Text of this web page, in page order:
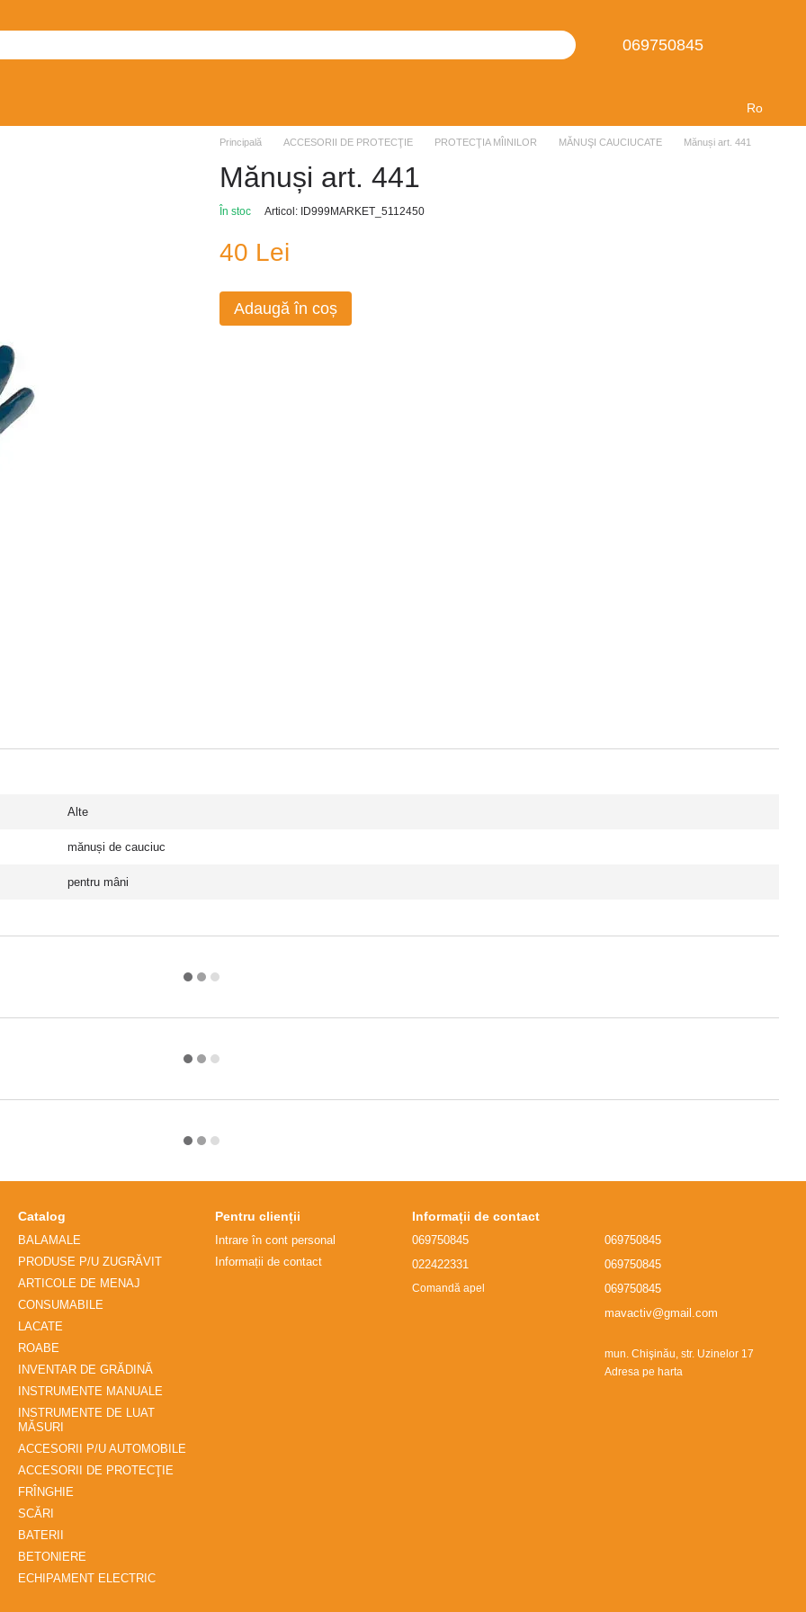
069750845
Ro
Principală ACCESORII DE PROTECŢIE PROTECŢIA MÎINILOR MĂNUŞI CAUCIUCATE Mănuși art. 441
Mănuși art. 441
În stoc Articol: ID999MARKET_5112450
40 Lei
Adaugă în coș
Alte
mănuși de cauciuc
pentru mâni
Catalog
BALAMALE
PRODUSE P/U ZUGRĂVIT
ARTICOLE DE MENAJ
CONSUMABILE
LACATE
ROABE
INVENTAR DE GRĂDINĂ
INSTRUMENTE MANUALE
INSTRUMENTE DE LUAT
MĂSURI
ACCESORII P/U AUTOMOBILE
ACCESORII DE PROTECŢIE
FRÎNGHIE
SCĂRI
BATERII
BETONIERE
ECHIPAMENT ELECTRIC
Pentru clienții
Intrare în cont personal
Informații de contact
Informații de contact
069750845
022422331
Comandă apel
069750845
069750845
069750845
mavactiv@gmail.com
mun. Chişinău, str. Uzinelor 17
Adresa pe harta